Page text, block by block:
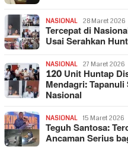
NASIONAL 28 Maret 2026
Tercepat di
Usai Serahkan
NASIONAL 27 Maret 2026
120 Unit Huntap
Mendagri:
Nasional
NASIONAL 15 Maret 2026
Teguh Santosa:
Ancaman Serius